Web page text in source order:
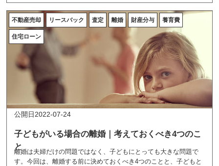
不動産売却 リースバック 査定 離婚 財産分与 養育費
住宅ローン
子どもがいる場合の離婚｜考えておくべき4つのこ
と
2022-07-24
離婚は夫婦だけの問題ではなく、子どもにとっても大きな問題で
す。今回は、離婚する前に決めておくべき4つのことと、子どもと